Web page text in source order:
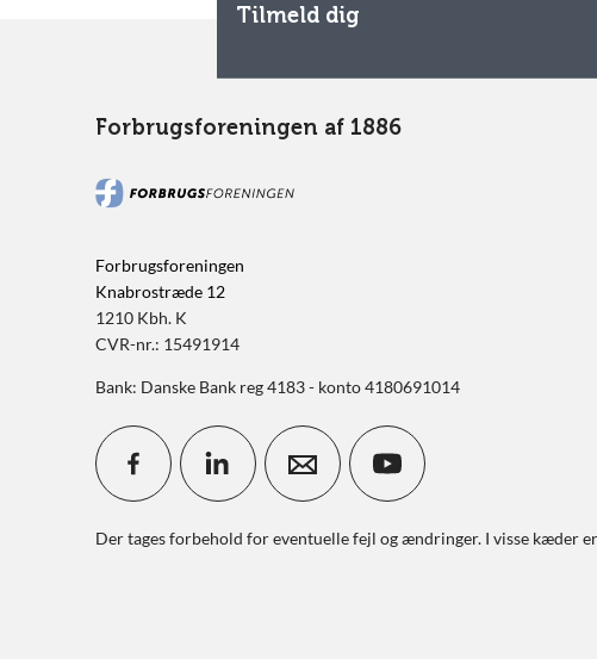
Tilmeld dig
Forbrugsforeningen af 1886
Forbrugsforeningen
Knabrostræde 12
1210 Kbh. K
CVR-nr.: 15491914
Bank: Danske Bank reg 4183 - konto 4180691014
Der tages forbehold for eventuelle fejl og ændringer. I visse kæder